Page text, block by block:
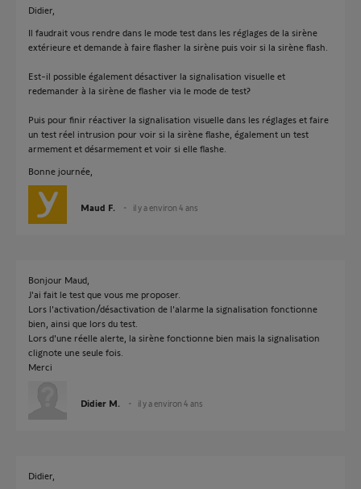
Didier,
Il faudrait vous rendre dans le mode test dans les réglages de la sirène
extérieure et demande à faire flasher la sirène puis voir si la sirène flash.
Est-il possible également désactiver la signalisation visuelle et
redemander à la sirène de flasher via le mode de test?
Puis pour finir réactiver la signalisation visuelle dans les réglages et faire
un test réel intrusion pour voir si la sirène flashe, également un test
armement et désarmement et voir si elle flashe.
Bonne journée,
Maud F. il y a environ 4 ans
Bonjour Maud,
J'ai fait le test que vous me proposer.
Lors l'activation/désactivation de l'alarme la signalisation fonctionne
bien, ainsi que lors du test.
Lors d'une réelle alerte, la sirène fonctionne bien mais la signalisation
clignote une seule fois.
Merci
Didier M. il y a environ 4 ans
Didier,